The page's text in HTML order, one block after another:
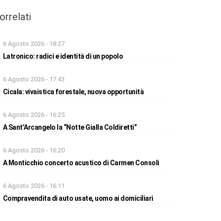
6 Agosto 2026 - 18:27
Latronico: radici e identità di un popolo
6 Agosto 2026 - 17:43
Cicala: vivaistica forestale, nuova opportunità
6 Agosto 2026 - 16:25
A Sant’Arcangelo la “Notte Gialla Coldiretti”
6 Agosto 2026 - 16:20
A Monticchio concerto acustico di Carmen Consoli
6 Agosto 2026 - 16:11
Compravendita di auto usate, uomo ai domiciliari